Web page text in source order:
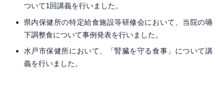
ついて1回講義を行いました。
県内保健所の特定給食施設等研修会において、当院の嚥
下調整食について事例発表を行いました。
水戸市保健所において、「腎臓を守る食事」について講
義を行いました。